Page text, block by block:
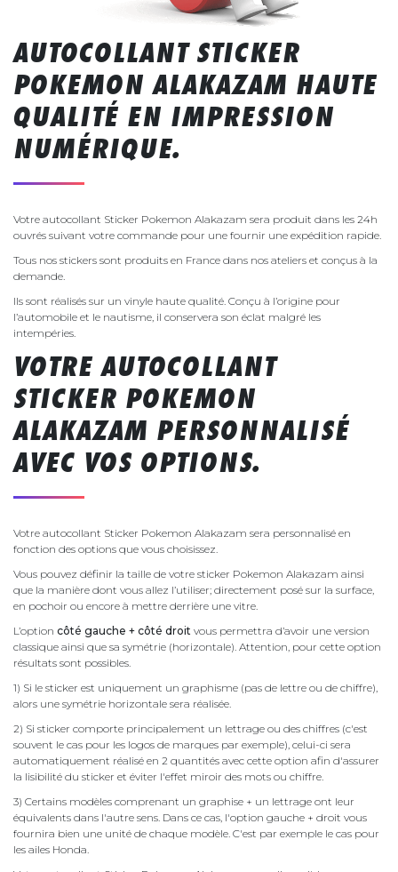
AUTOCOLLANT STICKER
POKEMON ALAKAZAM HAUTE
QUALITÉ EN IMPRESSION
NUMÉRIQUE.
Votre autocollant Sticker Pokemon Alakazam sera produit dans les 24h
ouvrés suivant votre commande pour une fournir une expédition rapide.
Tous nos stickers sont produits en France dans nos ateliers et conçus à la
demande.
Ils sont réalisés sur un vinyle haute qualité. Conçu à l’origine pour
l’automobile et le nautisme, il conservera son éclat malgré les
intempéries.
VOTRE AUTOCOLLANT
STICKER POKEMON
ALAKAZAM PERSONNALISÉ
AVEC VOS OPTIONS.
Votre autocollant Sticker Pokemon Alakazam sera personnalisé en
fonction des options que vous choisissez.
Vous pouvez définir la taille de votre sticker Pokemon Alakazam ainsi
que la manière dont vous allez l’utiliser; directement posé sur la surface,
en pochoir ou encore à mettre derrière une vitre.
L’option côté gauche + côté droit vous permettra d’avoir une version
classique ainsi que sa symétrie (horizontale). Attention, pour cette option
résultats sont possibles.
1) Si le sticker est uniquement un graphisme (pas de lettre ou de chiffre),
alors une symétrie horizontale sera réalisée.
2) Si sticker comporte principalement un lettrage ou des chiffres (c'est
souvent le cas pour les logos de marques par exemple), celui-ci sera
automatiquement réalisé en 2 quantités avec cette option afin d'assurer
la lisibilité du sticker et éviter l'effet miroir des mots ou chiffre.
3) Certains modèles comprenant un graphise + un lettrage ont leur
équivalents dans l'autre sens. Dans ce cas, l'option gauche + droit vous
fournira bien une unité de chaque modèle. C'est par exemple le cas pour
les ailes Honda.